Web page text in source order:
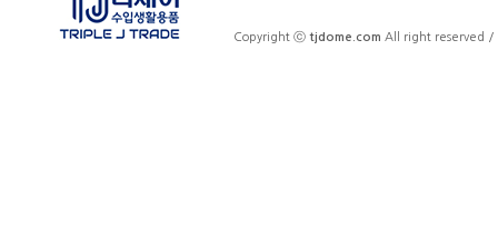
Copyright ⓒ tjdome.com All right reserved /